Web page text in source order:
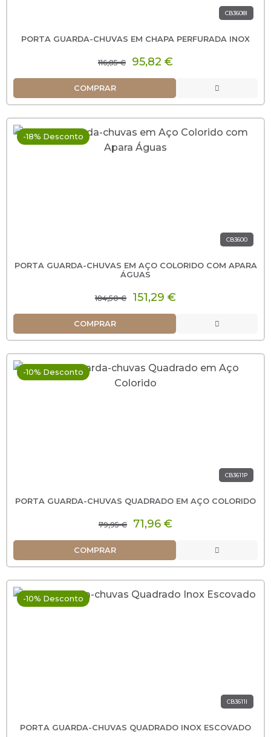
CB3608I
PORTA GUARDA-CHUVAS EM CHAPA PERFURADA INOX
116,85 € 95,82 €
COMPRAR
-18% Desconto
CB3600
PORTA GUARDA-CHUVAS EM AÇO COLORIDO COM APARA
ÁGUAS
184,50 € 151,29 €
COMPRAR
-10% Desconto
CB3611P
PORTA GUARDA-CHUVAS QUADRADO EM AÇO COLORIDO
79,95 € 71,96 €
COMPRAR
-10% Desconto
CB3611I
PORTA GUARDA-CHUVAS QUADRADO INOX ESCOVADO